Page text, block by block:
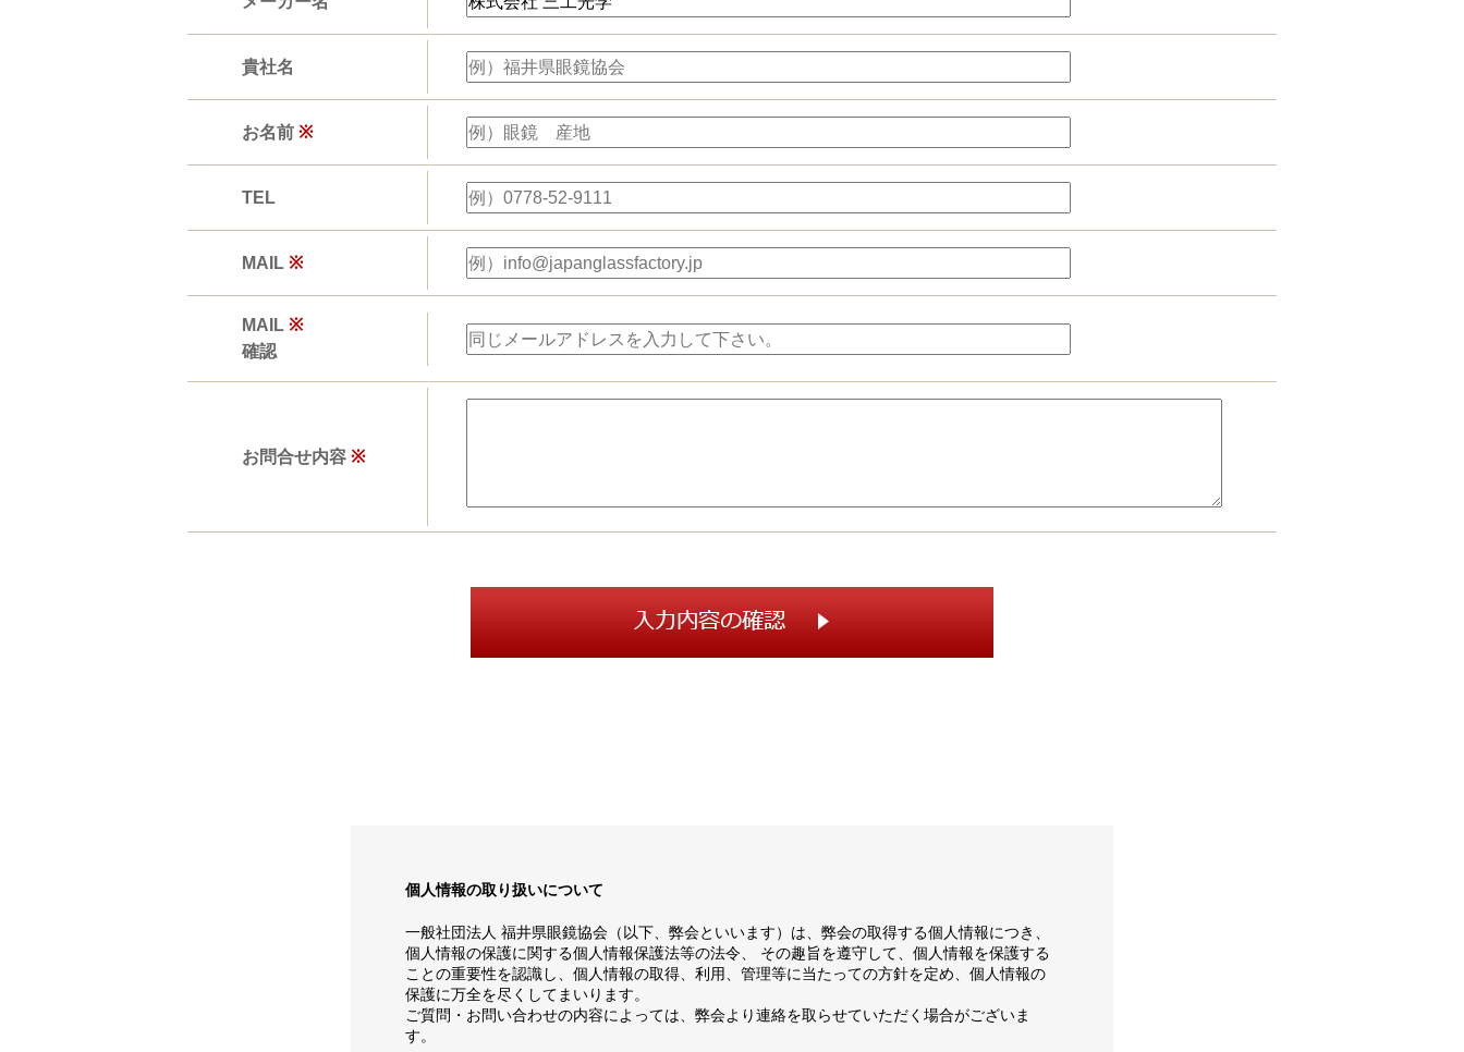
貴社名
お名前 ※
TEL
MAIL ※
MAIL ※
確認
お問合せ内容 ※
個人情報の取り扱いについて
一般社団法人 福井県眼鏡協会（以下、弊会といいます）は、弊会の取得する個人情報につき、
個人情報の保護に関する個人情報保護法等の法令、 その趣旨を遵守して、個人情報を保護する
ことの重要性を認識し、個人情報の取得、利用、管理等に当たっての方針を定め、個人情報の
保護に万全を尽くしてまいります。
ご質問・お問い合わせの内容によっては、弊会より連絡を取らせていただく場合がございま
す。